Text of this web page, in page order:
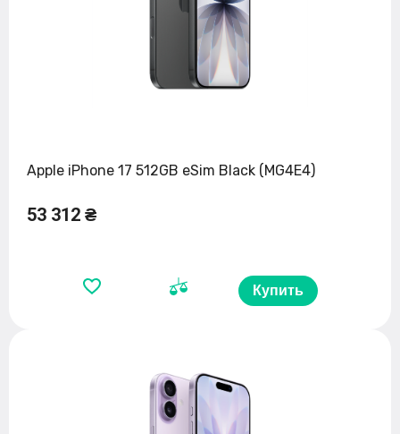
Apple iPhone 17 512GB eSim Black (MG4E4)
53 312 ₴
Купить